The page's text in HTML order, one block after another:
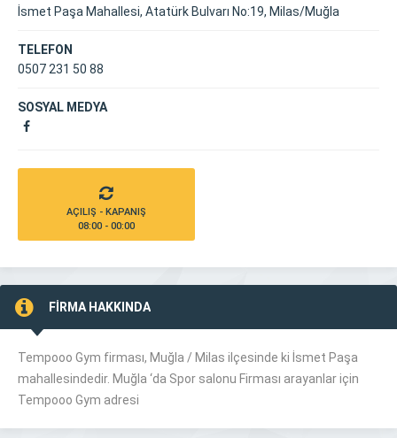
İsmet Paşa Mahallesi, Atatürk Bulvarı No:19, Milas/Muğla
TELEFON
0507 231 50 88
SOSYAL MEDYA
AÇILIŞ - KAPANIŞ
08:00 - 00:00
FİRMA HAKKINDA
Tempooo Gym firması, Muğla / Milas ilçesinde ki İsmet Paşa
mahallesindedir. Muğla ‘da Spor salonu Firması arayanlar için
Tempooo Gym adresi